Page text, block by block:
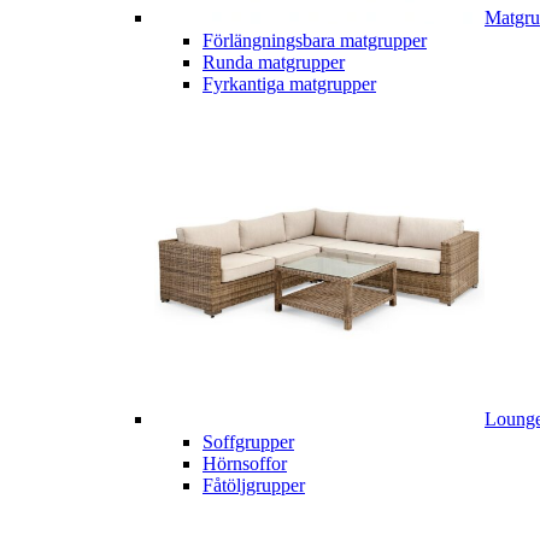
Förlängningsbara matgrupper
Runda matgrupper
Fyrkantiga matgrupper
Soffgrupper
Hörnsoffor
Fåtöljgrupper